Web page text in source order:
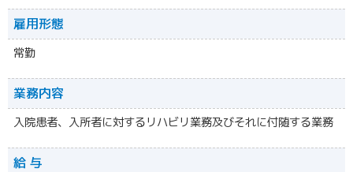
雇用形態
常勤
業務内容
入院患者、入所者に対するリハビリ業務及びそれに付随する業務
給 与